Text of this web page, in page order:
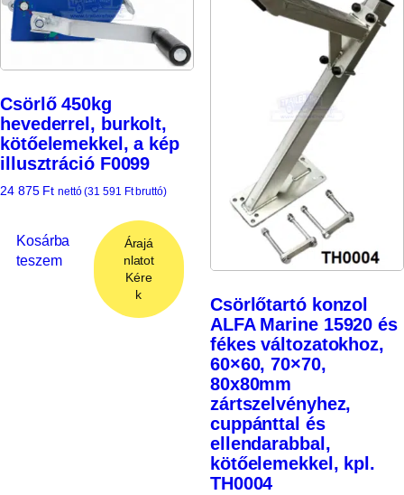
Csörlő 450kg
hevederrel, burkolt,
kötőelemekkel, a kép
illusztráció F0099
24 875 Ft nettó (31 591 Ftbruttó)
Kosárba
teszem
Árajá
nlatot
Kére
k
Csörlőtartó konzol
ALFA Marine 15920 és
fékes változatokhoz,
60×60, 70×70,
80x80mm
zártszelvényhez,
cuppánttal és
ellendarabbal,
kötőelemekkel, kpl.
TH0004